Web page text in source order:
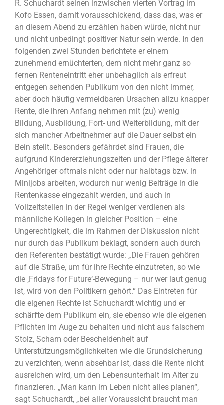
R. Schuchardt seinen inzwischen vierten Vortrag im
Kofo Essen, damit vorausschickend, dass das, was er
an diesem Abend zu erzählen haben würde, nicht nur
und nicht unbedingt positiver Natur sein werde. In den
folgenden zwei Stunden berichtete er einem
zunehmend ernüchterten, dem nicht mehr ganz so
fernen Renteneintritt eher unbehaglich als erfreut
entgegen sehenden Publikum von den nicht immer,
aber doch häufig vermeidbaren Ursachen allzu knapper
Rente, die ihren Anfang nehmen mit (zu) wenig
Bildung, Ausbildung, Fort- und Weiterbildung, mit der
sich mancher Arbeitnehmer auf die Dauer selbst ein
Bein stellt. Besonders gefährdet sind Frauen, die
aufgrund Kindererziehungszeiten und der Pflege älterer
Angehöriger oftmals nicht oder nur halbtags bzw. in
Minijobs arbeiten, wodurch nur wenig Beiträge in die
Rentenkasse eingezahlt werden, und auch in
Vollzeitstellen in der Regel weniger verdienen als
männliche Kollegen in gleicher Position – eine
Ungerechtigkeit, die im Rahmen der Diskussion nicht
nur durch das Publikum beklagt, sondern auch durch
den Referenten bestätigt wurde: „Die Frauen gehören
auf die Straße, um für ihre Rechte einzutreten, so wie
die ‚Fridays for Future‘-Bewegung – nur wer laut genug
ist, wird von den Politikern gehört.“ Das Eintreten für
die eigenen Rechte ist Schuchardt wichtig und er
schärfte dem Publikum ein, sie ebenso wie die eigenen
Pflichten im Auge zu behalten und nicht aus falschem
Stolz, Scham oder Bescheidenheit auf
Unterstützungsmöglichkeiten wie die Grundsicherung
zu verzichten, wenn absehbar ist, dass die Rente nicht
ausreichen wird, um den Lebensunterhalt im Alter zu
finanzieren. „Man kann im Leben nicht alles planen“,
sagt Schuchardt, „bei aller Voraussicht braucht man